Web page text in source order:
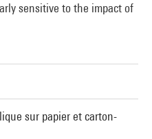
sensitive to the impact of
sur papier et carton-